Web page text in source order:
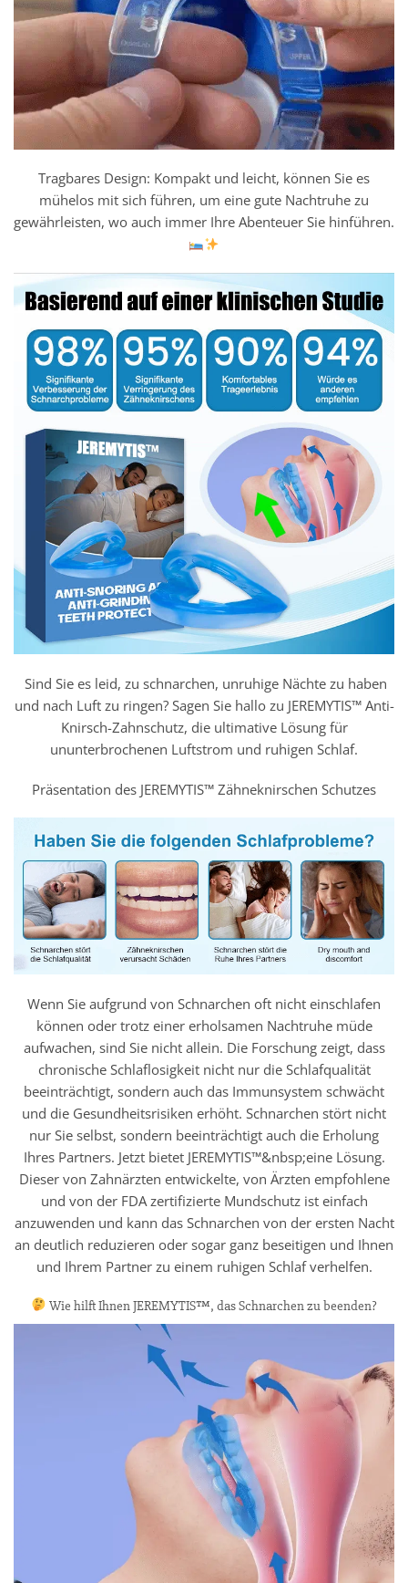
Tragbares Design: Kompakt und leicht, können Sie es
mühelos mit sich führen, um eine gute Nachtruhe zu
gewährleisten, wo auch immer Ihre Abenteuer Sie hinführen.
Sind Sie es leid, zu schnarchen, unruhige Nächte zu haben
und nach Luft zu ringen? Sagen Sie hallo zu JEREMYTIS™ Anti-
Knirsch-Zahnschutz, die ultimative Lösung für
ununterbrochenen Luftstrom und ruhigen Schlaf.
Präsentation des JEREMYTIS™ Zähneknirschen Schutzes
Wenn Sie aufgrund von Schnarchen oft nicht einschlafen
können oder trotz einer erholsamen Nachtruhe müde
aufwachen, sind Sie nicht allein. Die Forschung zeigt, dass
chronische Schlaflosigkeit nicht nur die Schlafqualität
beeinträchtigt, sondern auch das Immunsystem schwächt
und die Gesundheitsrisiken erhöht. Schnarchen stört nicht
nur Sie selbst, sondern beeinträchtigt auch die Erholung
Ihres Partners. Jetzt bietet JEREMYTIS™&nbsp;eine Lösung.
Dieser von Zahnärzten entwickelte, von Ärzten empfohlene
und von der FDA zertifizierte Mundschutz ist einfach
anzuwenden und kann das Schnarchen von der ersten Nacht
an deutlich reduzieren oder sogar ganz beseitigen und Ihnen
und Ihrem Partner zu einem ruhigen Schlaf verhelfen.
Wie hilft Ihnen JEREMYTIS™, das Schnarchen zu beenden?